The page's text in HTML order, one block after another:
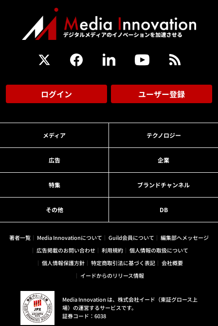
ログイン ユーザー登録
メディア テクノロジー
広告 企業
特集 ブランドチャンネル
その他 DB
著者一覧 Media Innovationについて Guild会員について
編集部へメッセージ
広告掲載のお問い合わせ
利用規約
個人情報の取扱について
個人情報保護方針
特定商取引法に基づく表記
会社概要
イードからのリリース情報
Media Innovation は、株式会社イード（東証グロース上
場）の運営するサービスです。
証券コード：6038